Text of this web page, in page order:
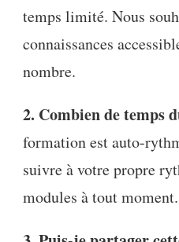
temps limité. Nous
connaissances
nombre.
2. Combien de temps
formation est auto-
suivre à votre propre
modules à tout moment.